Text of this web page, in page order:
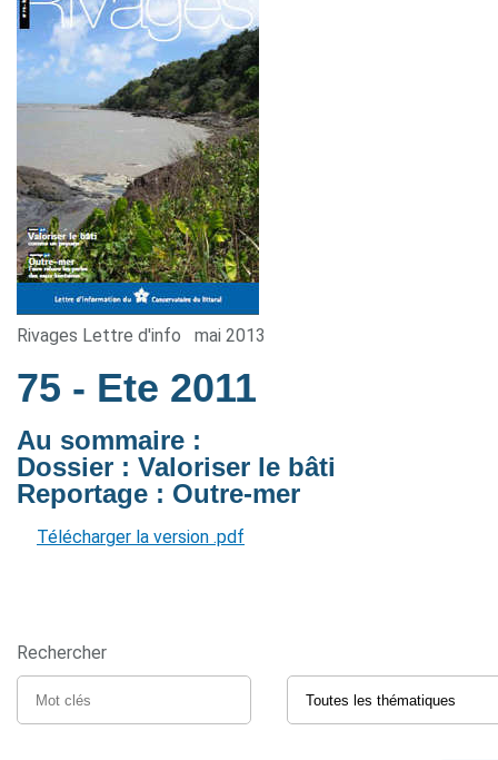
Rivages Lettre d'info mai 2013
75 - Ete 2011
Au sommaire :
Dossier : Valoriser le bâti
Reportage : Outre-mer
Télécharger la version .pdf
Rechercher